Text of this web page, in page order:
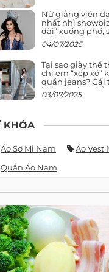
Nữ giảng viên
nhất nhì
đài” xuống phố,
giảng đường ra
04/07/2025
Tại sao giày thể
chị em “xếp xó”
quần jeans?
kiểu này hơn hẳn
03/07/2025
KHÓA
Áo Sơ Mi Nam
Áo Vest
Quần Áo Nam